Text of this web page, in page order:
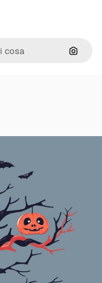
Cerca